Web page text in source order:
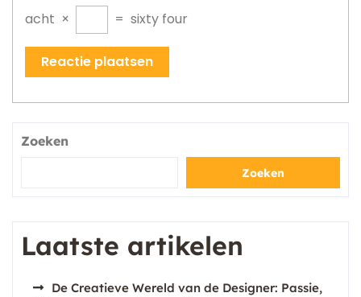
acht × = sixty four
Zoeken
Zoeken
Laatste artikelen
De Creatieve Wereld van de Designer: Passie,